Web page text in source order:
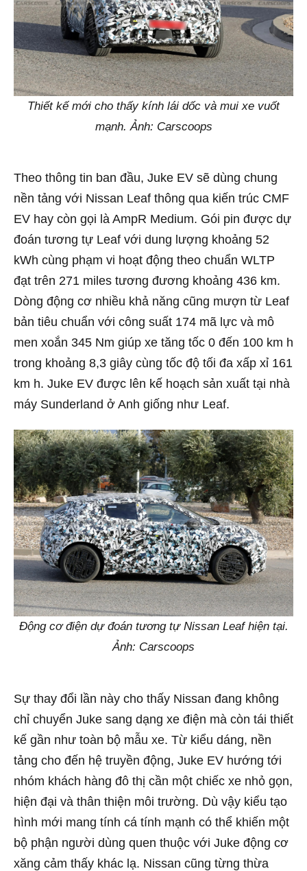
Thiết kế mới cho thấy kính lái dốc và mui xe vuốt
mạnh. Ảnh: Carscoops
Theo thông tin ban đầu, Juke EV sẽ dùng chung
nền tảng với Nissan Leaf thông qua kiến trúc CMF
EV hay còn gọi là AmpR Medium. Gói pin được dự
đoán tương tự Leaf với dung lượng khoảng 52
kWh cùng phạm vi hoạt động theo chuẩn WLTP
đạt trên 271 miles tương đương khoảng 436 km.
Dòng động cơ nhiều khả năng cũng mượn từ Leaf
bản tiêu chuẩn với công suất 174 mã lực và mô
men xoắn 345 Nm giúp xe tăng tốc 0 đến 100 km h
trong khoảng 8,3 giây cùng tốc độ tối đa xấp xỉ 161
km h. Juke EV được lên kế hoạch sản xuất tại nhà
máy Sunderland ở Anh giống như Leaf.
Động cơ điện dự đoán tương tự Nissan Leaf hiện tại.
Ảnh: Carscoops
Sự thay đổi lần này cho thấy Nissan đang không
chỉ chuyển Juke sang dạng xe điện mà còn tái thiết
kế gần như toàn bộ mẫu xe. Từ kiểu dáng, nền
tảng cho đến hệ truyền động, Juke EV hướng tới
nhóm khách hàng đô thị cần một chiếc xe nhỏ gọn,
hiện đại và thân thiện môi trường. Dù vậy kiểu tạo
hình mới mang tính cá tính mạnh có thể khiến một
bộ phận người dùng quen thuộc với Juke động cơ
xăng cảm thấy khác lạ. Nissan cũng từng thừa